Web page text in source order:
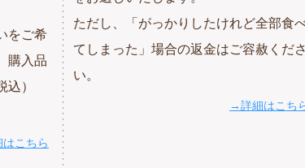
をご希
購入品
）
こちら
ただし、「がっかりしたけれど全部食
てしまった」場合の返金はご容赦くださ
い。
→詳細はこち